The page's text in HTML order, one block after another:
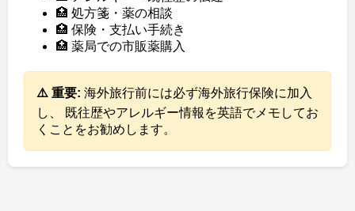
🏥 処方箋・薬の相談
🏥 保険・支払い手続き
🏥 薬局での市販薬購入
⚠️ 重要: 海外旅行前には必ず海外旅行保険に加入
し、 既往歴やアレルギー情報を英語でメモしてお
くことをお勧めします。